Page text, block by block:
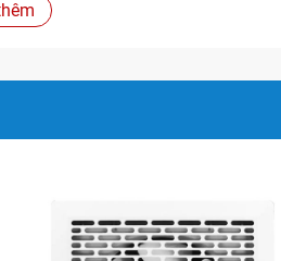
hơi nước, hơi nóng trong nhà
hành êm ái, độ ồn thấp.